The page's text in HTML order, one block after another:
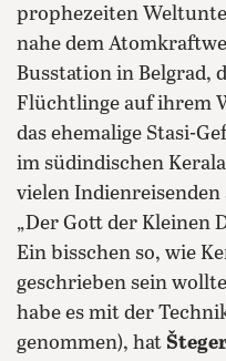
prophezeiten
nahe dem
Busstation in Belgrad,
Flüchtlinge auf ihrem
das ehemalige Stasi-
im südindischen
vielen
„Der Gott der Kleinen
Ein bisschen so, wie
geschrieben sein
habe es mit der
genommen), hat